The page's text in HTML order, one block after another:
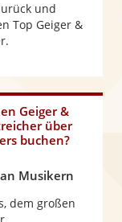
und
Top Geiger &
Geiger &
über
buchen?
Musikern
dem großen